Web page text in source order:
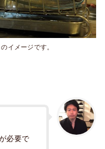
イメージです。
必要で